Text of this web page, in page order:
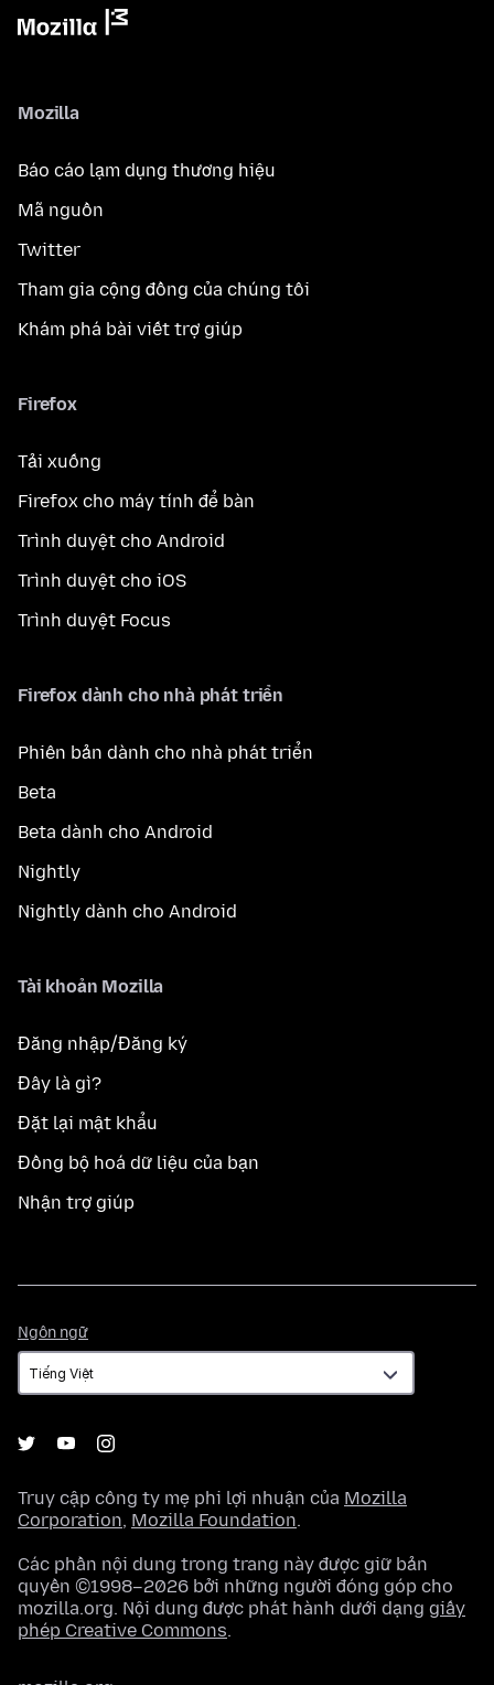
Mozilla
Báo cáo lạm dụng thương hiệu
Mã nguồn
Twitter
Tham gia cộng đồng của chúng tôi
Khám phá bài viết trợ giúp
Firefox
Tải xuống
Firefox cho máy tính để bàn
Trình duyệt cho Android
Trình duyệt cho iOS
Trình duyệt Focus
Firefox dành cho nhà phát triển
Phiên bản dành cho nhà phát triển
Beta
Beta dành cho Android
Nightly
Nightly dành cho Android
Tài khoản Mozilla
Đăng nhập/Đăng ký
Đây là gì?
Đặt lại mật khẩu
Đồng bộ hoá dữ liệu của bạn
Nhận trợ giúp
Ngôn ngữ
ngữ
Truy cập công ty mẹ phi lợi nhuận của Mozilla
Corporation, Mozilla Foundation.
Các phần nội dung trong trang này được giữ bản
quyền ©1998–2026 bởi những người đóng góp cho
mozilla.org. Nội dung được phát hành dưới dạng giấy
phép Creative Commons.